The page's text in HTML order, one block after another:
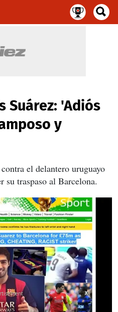
Suárez: 'Adiós
y
el delantero uruguayo
su traspaso al Barcelona.
X